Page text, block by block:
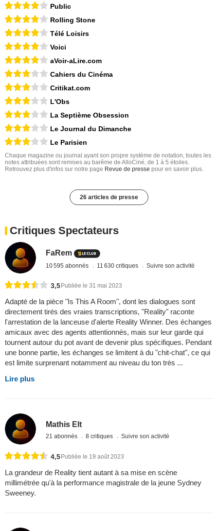
Public
Rolling Stone
Télé Loisirs
Voici
aVoir-aLire.com
Cahiers du Cinéma
Critikat.com
L'Obs
La Septième Obsession
Le Journal du Dimanche
Le Parisien
Chaque magazine ou journal ayant son propre système de notation, toutes les
notes attribuées sont remises au barême de AlloCiné, de 1 à 5 étoiles.
Retrouvez plus d'infos sur notre page Revue de presse pour en savoir plus.
26 articles de presse
Critiques Spectateurs
FaRem
10 595 abonnés 11 630 critiques Suivre son activité
3,5Publiée le 31 mai 2023
Adapté de la pièce "Is This A Room", dont les dialogues sont
directement tirés des vraies transcriptions, "Reality" raconte
l'arrestation de la lanceuse d'alerte Reality Winner. Des échanges
amicaux avec des agents attentionnés, mais sur leur garde qui
tournent autour du pot avant de devenir plus spécifiques. Pendant
une bonne partie, les échanges se limitent à du "chit-chat", ce qui
est limite surprenant notamment au niveau du ton très ...
Lire plus
Mathis Elt
21 abonnés 8 critiques Suivre son activité
4,5Publiée le 19 août 2023
La grandeur de Reality tient autant à sa mise en scène
millimétrée qu'à la performance magistrale de la jeune Sydney
Sweeney.